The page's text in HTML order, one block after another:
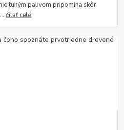
tuhým palivom pripomína skôr
čítať celé